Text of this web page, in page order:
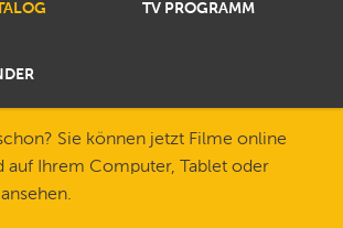
TV PROGRAMM
Sie können jetzt Filme online
auf Ihrem Computer, Tablet oder